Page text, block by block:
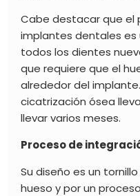
Cabe destacar que el
implantes dentales
todos los dientes
que requiere que el
alrededor del
cicatrización ósea
llevar varios meses.
Proceso de
Su diseño es un
hueso y por un